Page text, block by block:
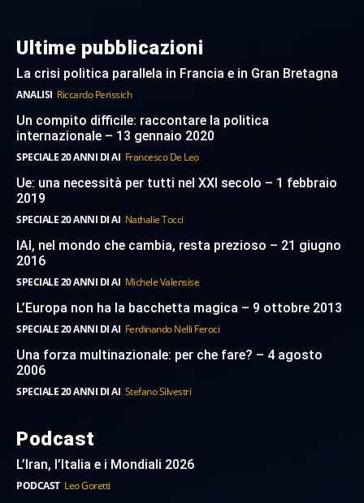
Ultime pubblicazioni
La crisi politica parallela in Francia e in Gran Bretagna
ANALISI Riccardo Perissich
Un compito difficile: raccontare la politica
internazionale – 13 gennaio 2020
SPECIALE 20 ANNI DI AI Francesco De Leo
Ue: una necessità per tutti nel XXI secolo – 1 febbraio
2019
SPECIALE 20 ANNI DI AI Nathalie Tocci
IAI, nel mondo che cambia, resta prezioso – 21 giugno
2016
SPECIALE 20 ANNI DI AI Michele Valensise
L’Europa non ha la bacchetta magica – 9 ottobre 2013
SPECIALE 20 ANNI DI AI Ferdinando Nelli Feroci
Una forza multinazionale: per che fare? – 4 agosto
2006
SPECIALE 20 ANNI DI AI Stefano Silvestri
Podcast
L’Iran, l’Italia e i Mondiali 2026
PODCAST Leo Goretti